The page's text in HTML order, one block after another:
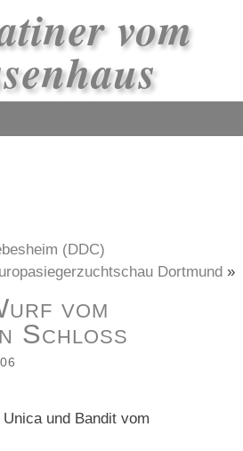
vom
(DDC)
Dortmund»
vom
Schloss
und Bandit vom